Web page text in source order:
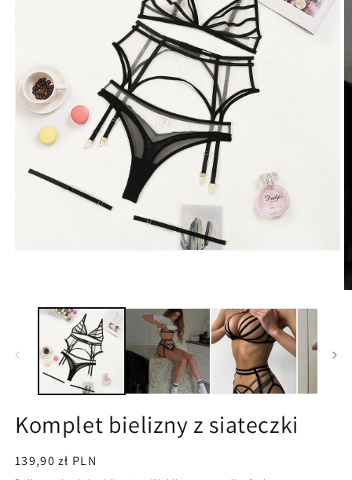
modalnym
Komplet bielizny z siateczki
Cena
139,90 zł PLN